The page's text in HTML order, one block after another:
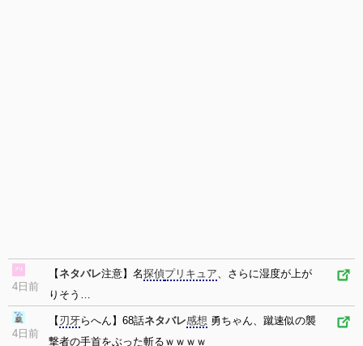
4日前
【ネタバレ注意】名探偵プリキュア、さらに湿度が上が
りそう…
4日前
【 刃牙らへん】68話ネタバレ感想 勇ちゃん、蹴速似の襲
撃者の手首をぶった斬るｗｗｗｗ